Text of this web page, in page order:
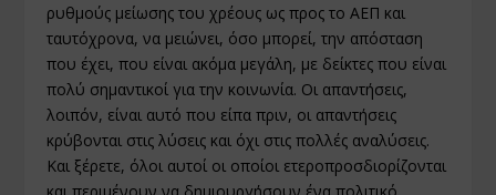
ρυθμούς μείωσης του χρέους ως προς το ΑΕΠ και
ταυτόχρονα, να μειώνει, όσο μπορεί, την απόσταση
που έχει, που είναι ακόμα μεγάλη, με δείκτες που είναι
πολύ σημαντικοί για την κοινωνία. Οι απαντήσεις,
λοιπόν, είναι αυτό που είπα πριν, οι απαντήσεις
κρύβονται στις λύσεις και όχι στις πολλές αναλύσεις.
Και ξέρετε, όλοι αυτοί οι οποίοι ετεροπροσδιορίζονται